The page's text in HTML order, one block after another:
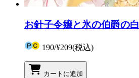
お針子令嬢と氷の伯爵の
190/¥209(税込)
カートに追加